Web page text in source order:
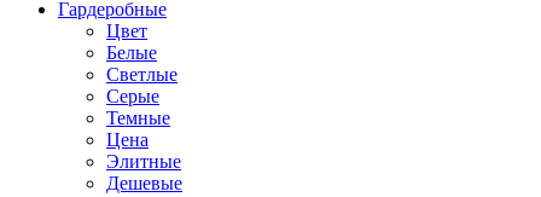
Гардеробные
Цвет
Белые
Светлые
Серые
Темные
Цена
Элитные
Дешевые